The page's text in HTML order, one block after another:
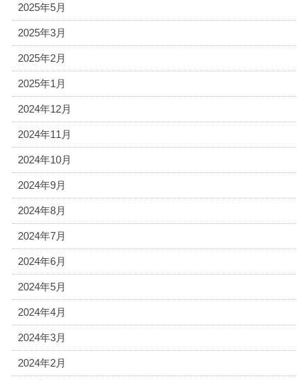
2025年5月
2025年3月
2025年2月
2025年1月
2024年12月
2024年11月
2024年10月
2024年9月
2024年8月
2024年7月
2024年6月
2024年5月
2024年4月
2024年3月
2024年2月